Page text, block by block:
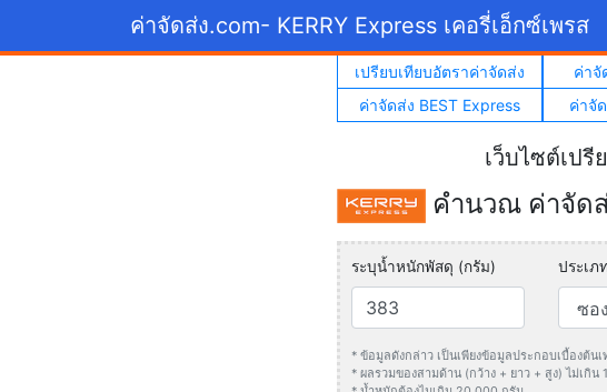
ค่าจัดส่ง.com- KERRY Express เคอรี่เอ็กซ์เพรส
เปรียบเทียบอัตราค่าจัดส่ง ค่าจั
ค่าจัดส่ง BEST Express
ค่าจั
เว็บไซต์เป
คำนวณ ค่าจัดส่
ระบุน้ำหนักพัสดุ (กรัม) ประเ
* ข้อมูลดังกล่าว เป็นเพียงข้อมูลประกอบเบื้องต้
* ผลรวมของสามด้าน (กว้าง + ยาว + สูง) ไม่เกิน